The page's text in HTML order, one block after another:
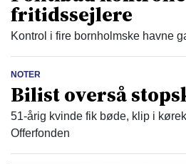
fritidssejlere
Kontrol i fire bornholmske havne
NOTER
Bilist overså
51-årig kvinde fik bøde, klip i
Offerfonden